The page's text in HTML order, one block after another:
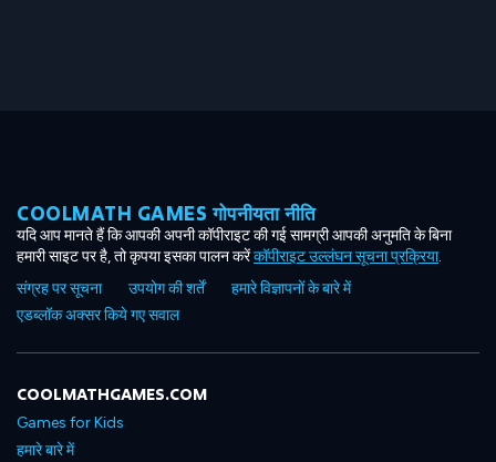
COOLMATH GAMES गोपनीयता नीति
यदि आप मानते हैं कि आपकी अपनी कॉपीराइट की गई सामग्री आपकी अनुमति के बिना
हमारी साइट पर है, तो कृपया इसका पालन करेंकॉपीराइट उल्लंघन सूचना प्रक्रिया.
संग्रह पर सूचना
उपयोग की शर्तें
हमारे विज्ञापनों के बारे में
एडब्लॉक अक्सर किये गए सवाल
COOLMATHGAMES.COM
Games for Kids
हमारे बारे में